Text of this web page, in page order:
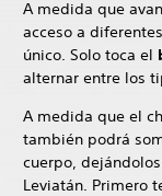
A medida que
acceso a
único. Solo toca el
alternar entre los
A medida que el
también podrá
cuerpo,
Leviatán. Primero